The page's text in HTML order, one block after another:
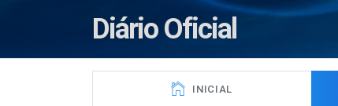
Diário Oficial
INICIAL